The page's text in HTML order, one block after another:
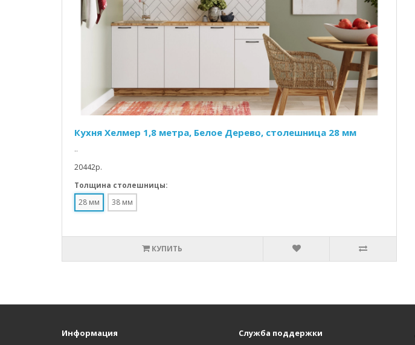
Кухня Хелмер 1,8 метра, Белое Дерево, столешница 28 мм
..
20442p.
Толщина столешницы:
28 мм
38 мм
КУПИТЬ
Информация Служба поддержки